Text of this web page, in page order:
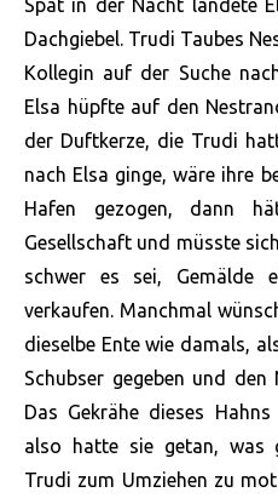
Spät in der Nacht landete
Dachgiebel. Trudi Taubes
Kollegin auf der Suche
Elsa hüpfte auf den
der Duftkerze, die Trudi
nach Elsa ginge, wäre ihre
Hafen gezogen, dann
Gesellschaft und müsste
schwer es sei, Gemälde
verkaufen. Manchmal
dieselbe Ente wie damals,
Schubser gegeben und
Das Gekrähe dieses
also hatte sie getan, was
Trudi zum Umziehen zu